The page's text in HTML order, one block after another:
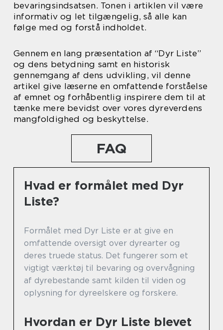
bevaringsindsatsen. Tonen i artiklen vil være
informativ og let tilgængelig, så alle kan
følge med og forstå indholdet.
Gennem en lang præsentation af “Dyr Liste”
og dens betydning samt en historisk
gennemgang af dens udvikling, vil denne
artikel give læserne en omfattende forståelse
af emnet og forhåbentlig inspirere dem til at
tænke mere bevidst over vores dyreverdens
mangfoldighed og beskyttelse.
FAQ
Hvad er formålet med Dyr
Liste?
Formålet med Dyr Liste er at give en
omfattende oversigt over dyrearter og
deres truede status. Det fungerer som et
vigtigt værktøj til bevaring og overvågning
af dyrebestande samt kilden til viden og
oplysning for dyreelskere og forskere.
Hvordan er Dyr Liste blevet